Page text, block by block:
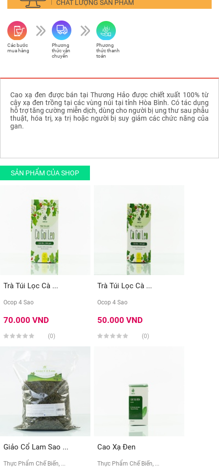
CHẤT LƯỢNG SẢN PHẨM
Các bước
mua hàng
Phương
thức vận
chuyển
Phương
thức thanh
toán
Cao xạ đen được bán tại Thương Hảo được chiết xuất 100% từ
cây xạ đen trồng tại các vùng núi tại tỉnh Hòa Bình. Có tác dụng
hỗ trợ tăng cường miễn dịch, dùng cho người bị ung thư sau phẫu
thuật, hóa trị, xạ trị hoặc người bị suy giảm các chức năng của
gan.
SẢN PHẨM CỦA SHOP
Trà Túi Lọc Cà ...
Ocop 4 Sao
70.000 VND
(0)
Trà Túi Lọc Cà ...
Ocop 4 Sao
50.000 VND
(0)
Giảo Cổ Lam Sao ...
Thực Phẩm Chế Biến, ...
Cao Xạ Đen
Thực Phẩm Chế Biến, ...